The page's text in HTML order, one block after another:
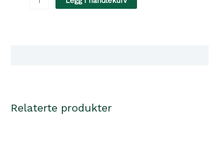
Relaterte produkter